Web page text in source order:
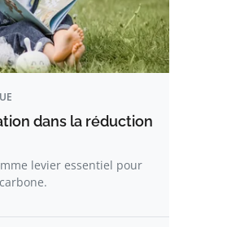
dans la réduction
levier essentiel pour